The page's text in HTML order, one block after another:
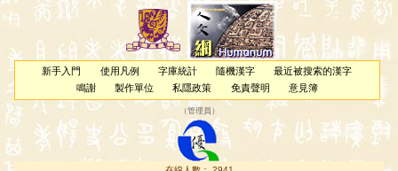
新手入門 使用凡例 字庫統計 隨機漢字
最近被搜索的漢字
鳴謝
製作單位 私隱政策 免責聲明 意見簿
（管理員 ）